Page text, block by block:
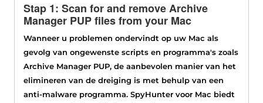
Stap 1: Scan for and remove Archive
Manager PUP files from your Mac
Wanneer u problemen ondervindt op uw Mac als
gevolg van ongewenste scripts en programma's zoals
Archive Manager PUP, de aanbevolen manier van het
elimineren van de dreiging is met behulp van een
anti-malware programma. SpyHunter voor Mac biedt